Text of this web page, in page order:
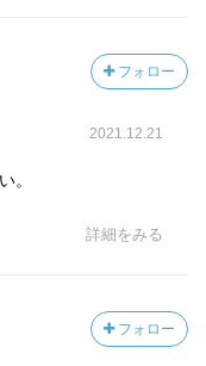
フォロー
2021.12.21
。
詳細をみる
フォロー